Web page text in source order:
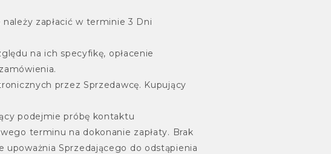
zapłacić w terminie 3 Dni
na ich specyfikę, opłacenie
przez Sprzedawcę. Kupujący
podejmie próbę kontaktu
terminu na dokonanie zapłaty. Brak
Sprzedającego do odstąpienia